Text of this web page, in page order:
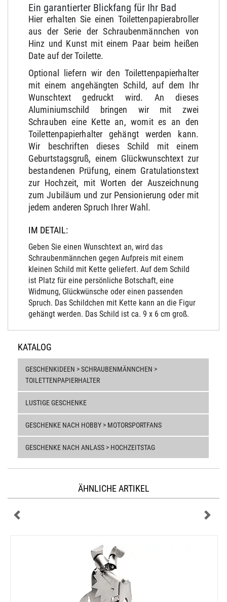
Ein garantierter Blickfang für Ihr Bad
Hier erhalten Sie einen Toilettenpapierabroller
aus der Serie der Schraubenmännchen von
Hinz und Kunst mit einem Paar beim heißen
Date auf der Toilette.
Optional liefern wir den Toilettenpapierhalter
mit einem angehängten Schild, auf dem Ihr
Wunschtext gedruckt wird. An dieses
Aluminiumschild bringen wir mit zwei
Schrauben eine Kette an, womit es an den
Toilettenpapierhalter gehängt werden kann.
Wir beschriften dieses Schild mit einem
Geburtstagsgruß, einem Glückwunschtext zur
bestandenen Prüfung, einem Gratulationstext
zur Hochzeit, mit Worten der Auszeichnung
zum Jubiläum und zur Pensionierung oder mit
jedem anderen Spruch Ihrer Wahl.
IM DETAIL:
Geben Sie einen Wunschtext an, wird das
Schraubenmännchen gegen Aufpreis mit einem
kleinen Schild mit Kette geliefert. Auf dem Schild
ist Platz für eine persönliche Botschaft, eine
Widmung, Glückwünsche oder einen passenden
Spruch. Das Schildchen mit Kette kann an die Figur
gehängt werden. Das Schild ist ca. 9 x 6 cm groß.
KATALOG
GESCHENKIDEEN > SCHRAUBENMÄNNCHEN >
TOILETTENPAPIERHALTER
LUSTIGE GESCHENKE
GESCHENKE NACH HOBBY > MOTORSPORTFANS
GESCHENKE NACH ANLASS > HOCHZEITSTAG
ÄHNLICHE ARTIKEL